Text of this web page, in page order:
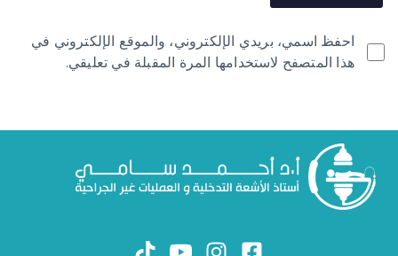
احفظ اسمي، بريدي الإلكتروني، والموقع الإلكتروني في
هذا المتصفح لاستخدامها المرة المقبلة في تعليقي.